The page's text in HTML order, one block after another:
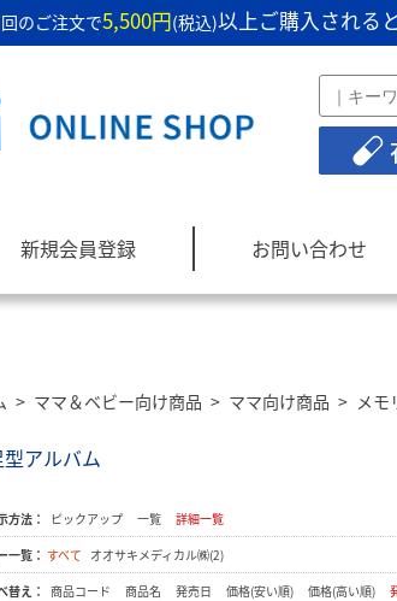
のご注文で5,500円(税込)以上ご購入される
新規会員登録 お問い合わせ
> ママ＆ベビー向け商品 > ママ向け商品 > メモ
アルバム
方法： ピックアップ 一覧
詳細一覧
一覧： すべて オオサキメディカル㈱(2)
替え：
商品コード 商品名 発売日 価格(安い順) 価格(高い順)